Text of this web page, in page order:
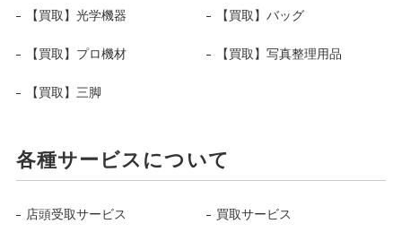
【買取】光学機器 【買取】バッグ
【買取】プロ機材 【買取】写真整理用品
【買取】三脚
各種サービスについて
店頭受取サービス 買取サービス